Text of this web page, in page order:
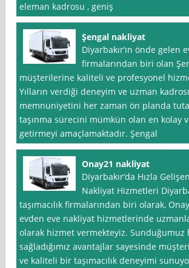
eleman kadrosu , geniş
Şengal nakliyat
Diyarbakır‘ın önde gelen
firmalarından biri olan
müşterilerine kaliteli ve profesyonel
Yılların verdiği deneyim ve uzman
memnuniyetini her zaman ön planda
taşınma sürecini mümkün olan en kolay
getirmeyi amaçlamaktadır. Şengal
Onay21 nakliyat
Diyarbakır‘da Hızla
Nakliyat Hizmetleri
taşımacılık firmalarından biri olarak,
evden eve nakliyat hizmetlerinde
olarak hizmet vermekteyiz. Sunduğumuz
sağladığımız avantajlar sayesinde
ve kaliteli bir taşımacılık deneyimi